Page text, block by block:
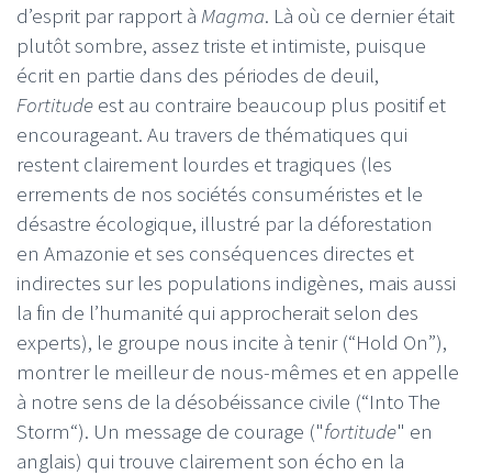
d’esprit par rapport à Magma. Là où ce dernier était
plutôt sombre, assez triste et intimiste, puisque
écrit en partie dans des périodes de deuil,
Fortitude est au contraire beaucoup plus positif et
encourageant. Au travers de thématiques qui
restent clairement lourdes et tragiques (les
errements de nos sociétés consuméristes et le
désastre écologique, illustré par la déforestation
en Amazonie et ses conséquences directes et
indirectes sur les populations indigènes, mais aussi
la fin de l’humanité qui approcherait selon des
experts), le groupe nous incite à tenir (“Hold On”),
montrer le meilleur de nous-mêmes et en appelle
à notre sens de la désobéissance civile (“Into The
Storm“). Un message de courage ("fortitude" en
anglais) qui trouve clairement son écho en la